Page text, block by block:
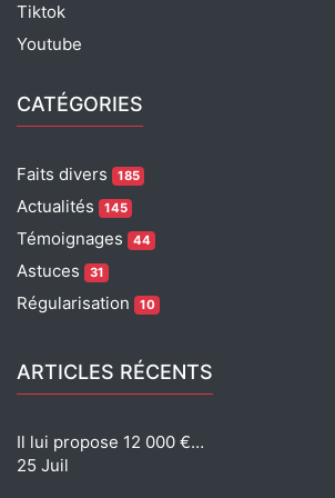
Tiktok
Youtube
CATÉGORIES
Faits divers 185
Actualités 145
Témoignages 44
Astuces 31
Régularisation 10
ARTICLES RÉCENTS
Il lui propose 12 000 €…
25 Juil